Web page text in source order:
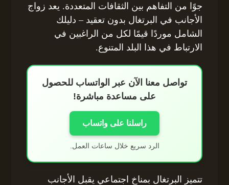
جوًا من التفاهم بين الثقافات المتعددة. يعد زواج
الأجانب في البرتغال بدون تعقيد – دليلك
الشامل موردًا قيمًا لكل من الراغبين في
الارتباط في هذا البلد المتنوع.
تواصل معنا الآن عبر الواتساب للحصول
على مساعدة مباشرة!
راسلنا على واتساب
الرد سريع خلال ساعات العمل.
تتميز البرتغال بمناخ اجتماعي يقبل الأجانب